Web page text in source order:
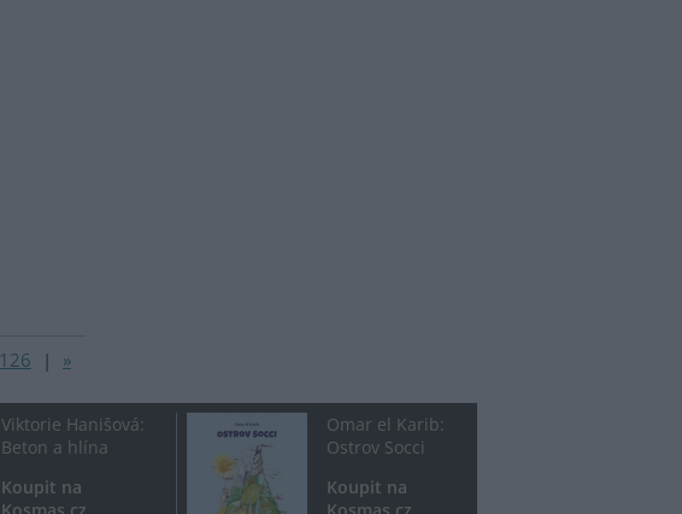
126 | »
Viktorie Hanišová:
Beton a hlína
Koupit na
Omar el Karib:
Ostrov Socci
Koupit na